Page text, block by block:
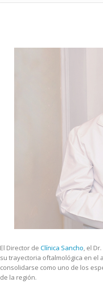
El Director de Clínica Sancho, el
su trayectoria oftalmológica en el
consolidarse como uno de los
de la región.